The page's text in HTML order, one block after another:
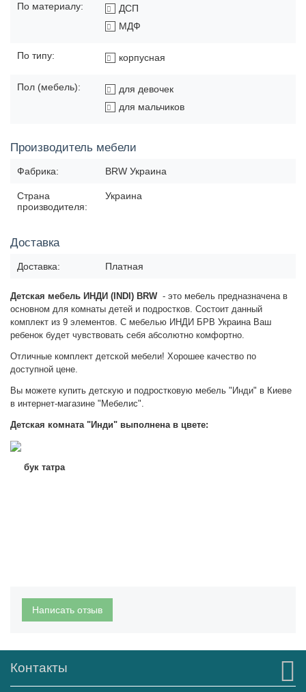
По материалу:
ДСП
МДФ
По типу: корпусная
Пол (мебель):
для девочек
для мальчиков
Производитель мебели
Фабрика: BRW Украина
Страна
производителя:
Украина
Доставка
Доставка: Платная
Детская мебель ИНДИ (INDI) BRW- это мебель предназначена в
основном для комнаты детей и подростков. Состоит данный
комплект из 9 элементов. С мебелью ИНДИ БРВ Украина Ваш
ребенок будет чувствовать себя абсолютно комфортно.
Отличные комплект детской мебели! Хорошее качество по
доступной цене.
Вы можете купить детскую и подростковую мебель "Инди" в Киеве
в интернет-магазине "Мебелис".
Детская комната "Инди" выполнена в цвете:
бук татра
Написать отзыв
Контакты